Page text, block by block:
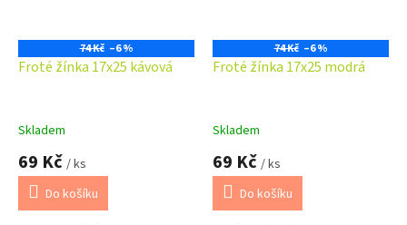
74 Kč –6 %
Froté žínka 17x25 kávová
Skladem
69 Kč / ks
Do košíku
74 Kč –6 %
Froté žínka 17x25 modrá
Skladem
69 Kč / ks
Do košíku